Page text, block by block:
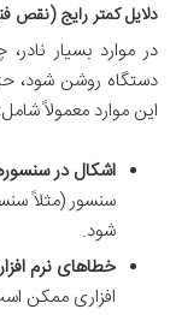
دلایل کمتر رایج (نقص
در موارد بسیار
دستگاه روشن شود،
این موارد معمولاً شامل:
اشکال در
سنسور (مثلاً
شود.
خطاهای نرم
افزاری ممکن